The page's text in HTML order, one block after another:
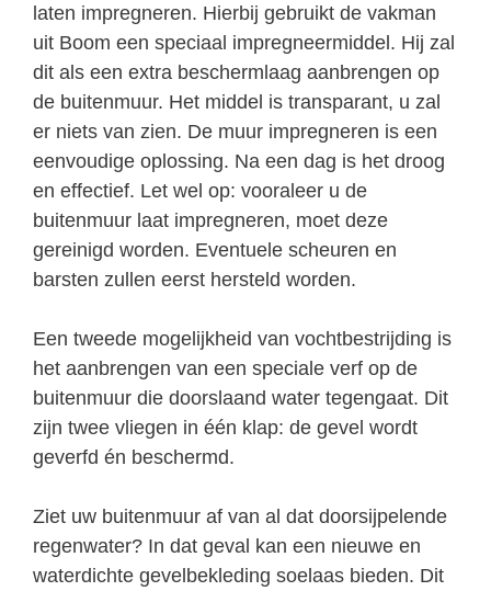
laten impregneren. Hierbij gebruikt de vakman
uit Boom een speciaal impregneermiddel. Hij zal
dit als een extra beschermlaag aanbrengen op
de buitenmuur. Het middel is transparant, u zal
er niets van zien. De muur impregneren is een
eenvoudige oplossing. Na een dag is het droog
en effectief. Let wel op: vooraleer u de
buitenmuur laat impregneren, moet deze
gereinigd worden. Eventuele scheuren en
barsten zullen eerst hersteld worden.
Een tweede mogelijkheid van vochtbestrijding is
het aanbrengen van een speciale verf op de
buitenmuur die doorslaand water tegengaat. Dit
zijn twee vliegen in één klap: de gevel wordt
geverfd én beschermd.
Ziet uw buitenmuur af van al dat doorsijpelende
regenwater? In dat geval kan een nieuwe en
waterdichte gevelbekleding soelaas bieden. Dit